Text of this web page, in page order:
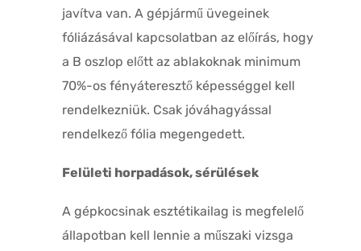
javítva van. A gépjármű üvegeinek
fóliázásával kapcsolatban az előírás, hogy
a B oszlop előtt az ablakoknak minimum
70%-os fényáteresztő képességgel kell
rendelkezniük. Csak jóváhagyással
rendelkező fólia megengedett.
Felületi horpadások, sérülések
A gépkocsinak esztétikailag is megfelelő
állapotban kell lennie a műszaki vizsga